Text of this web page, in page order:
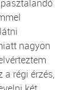
nagyon
régi érzés,